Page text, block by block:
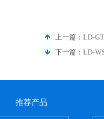
上一篇： LD-
下一篇： LD-
推荐产品